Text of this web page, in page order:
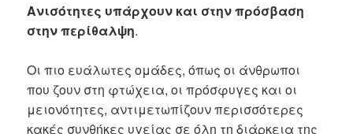
Ανισότητες υπάρχουν και στην πρόσβαση
στην περίθαλψη.
Οι πιο ευάλωτες ομάδες, όπως οι άνθρωποι
που ζουν στη φτώχεια, οι πρόσφυγες και οι
μειονότητες, αντιμετωπίζουν περισσότερες
κακές συνθήκες υγείας σε όλη τη διάρκεια της